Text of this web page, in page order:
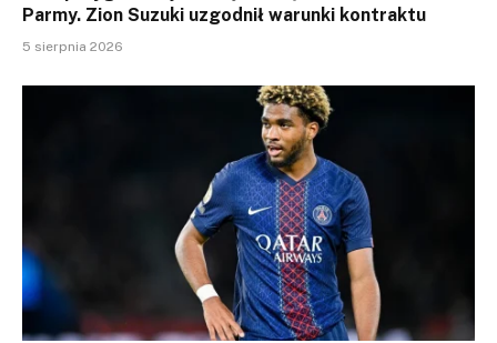
Parmy. Zion Suzuki uzgodnił warunki kontraktu
5 sierpnia 2026